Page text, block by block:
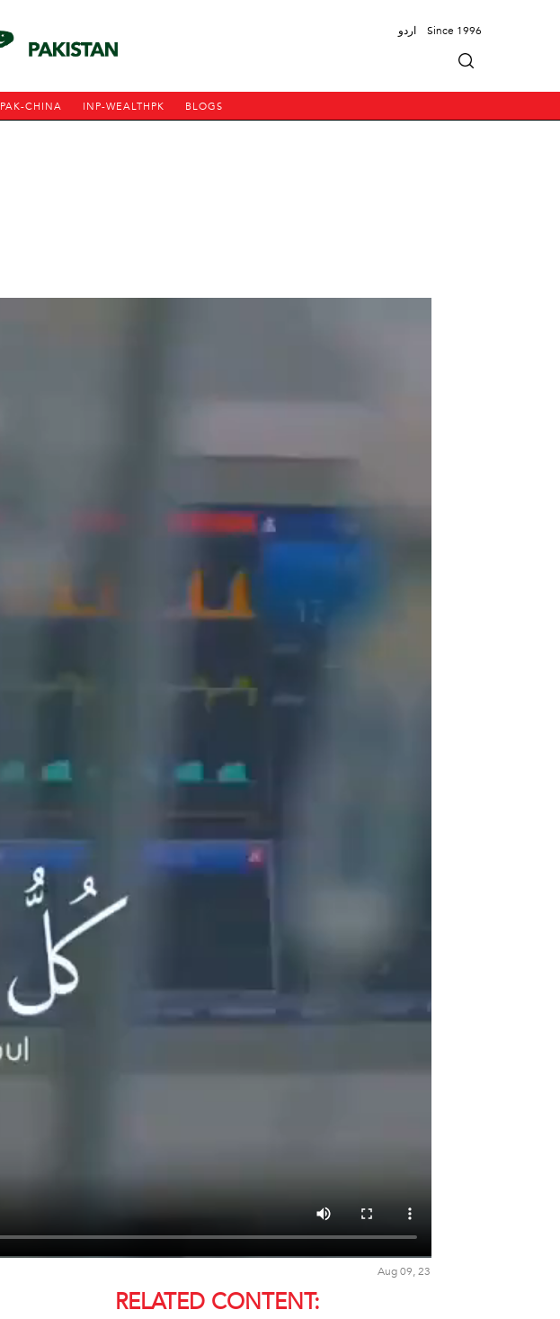
اردو Since 1996
PAK-CHINA INP-WEALTHPK BLOGS
Aug 09, 23
RELATED CONTENT: